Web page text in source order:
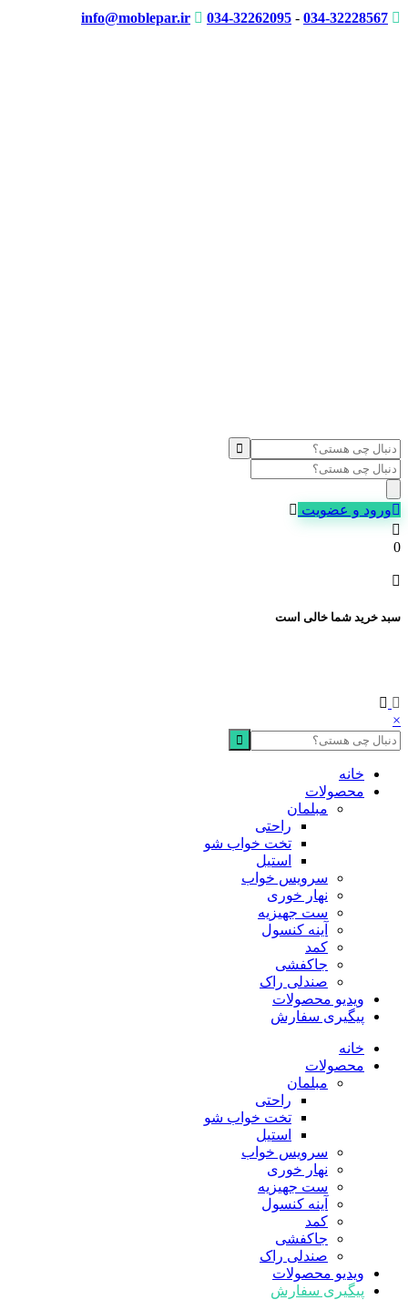
info@moblepar.ir 034-32262095-034-32228567
Products
search
ورود و عضویت
0
سبد خرید شما خالی است
×
خانه
محصولات
مبلمان
راحتی
تخت خواب شو
استیل
سرویس خواب
نهار خوری
ست جهیزیه
آینه کنسول
کمد
جاکفشی
صندلی راک
ویدیو محصولات
پیگیری سفارش
خانه
محصولات
مبلمان
راحتی
تخت خواب شو
استیل
سرویس خواب
نهار خوری
ست جهیزیه
آینه کنسول
کمد
جاکفشی
صندلی راک
ویدیو محصولات
پیگیری سفارش